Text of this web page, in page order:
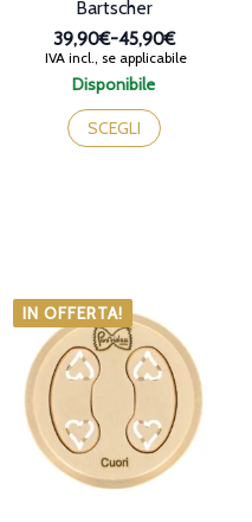
Disponibile
Bartscher
39,90€-45,90€
Fascia
di
da
39,90€
IVA incl., se applicabile
SCEGLI
Questo
prodotto
ha
scelte
nella
pagina
del
prodotto
IN OFFERTA!